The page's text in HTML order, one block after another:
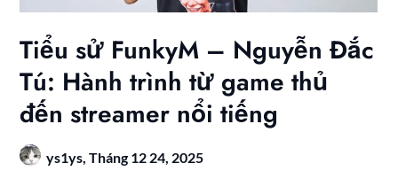
Tiểu sử FunkyM – Nguyễn Đắc
Tú: Hành trình từ game thủ
đến streamer nổi tiếng
ys1ys,Tháng 12 24, 2025